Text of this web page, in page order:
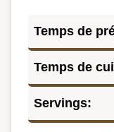
Temps de
Temps de
Servings: